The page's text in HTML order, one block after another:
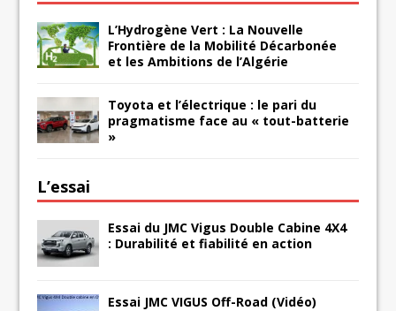
L’Hydrogène Vert : La Nouvelle
Frontière de la Mobilité Décarbonée
et les Ambitions de l’Algérie
Toyota et l’électrique : le pari du
pragmatisme face au « tout-batterie
»
L’essai
Essai du JMC Vigus Double Cabine 4X4
: Durabilité et fiabilité en action
Essai JMC VIGUS Off-Road (Vidéo)